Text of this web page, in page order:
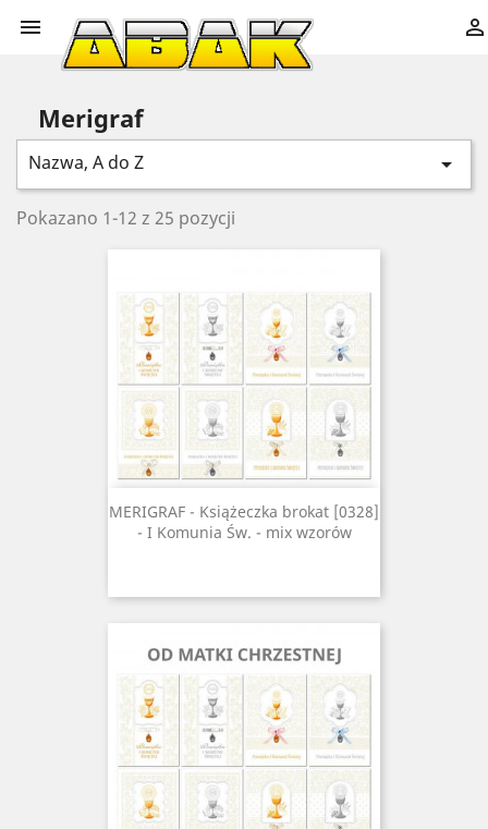
 
Merigraf
Nazwa, A do Z 
Pokazano 1-12 z 25 pozycji
MERIGRAF - Książeczka brokat [0328]
- I Komunia Św. - mix wzorów